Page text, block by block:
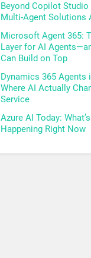
Beyond Copilot Studio
Multi-Agent Solutions
Microsoft Agent 365:
Layer for AI
Can Build on Top
Dynamics 365 Agents
Where AI Actually
Service
Azure AI Today:
Happening Right Now